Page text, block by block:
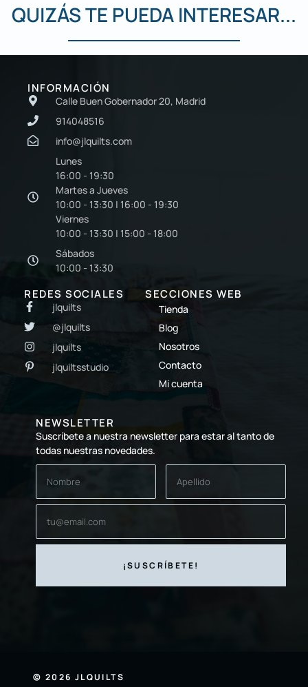
QUIZÁS TE PUEDA INTERESAR...
INFORMACIÓN
Calle Buen Gobernador 20, Madrid
914048516
info@jlquilts.com
Lunes
16:00 - 19:30
Martes a Jueves
10:00 - 13:30 | 16:00 - 19:30
Viernes
10:00 - 13:30 | 15:00 - 18:00
Sábados
10:00 - 13:30
REDES SOCIALES
jlquilts
@jlquilts
jlquilts
jlquiltsstudio
SECCIONES WEB
Tienda
Blog
Nosotros
Contacto
Mi cuenta
NEWSLETTER
Suscríbete a nuestra newsletter para estar al tanto de
todas nuestras novedades.
© 2026 JLQUILTS